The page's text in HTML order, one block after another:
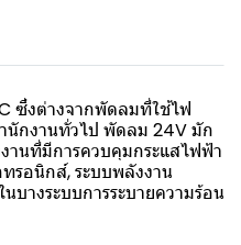
ซึ่งต่างจากพัดลมที่ใช้ไฟ
นักงานทั่วไป พัดลม 24V มัก
านที่มีการควบคุมกระแสไฟฟ้า
รอนิกส์, ระบบพลังงาน
บางระบบการระบายความร้อน